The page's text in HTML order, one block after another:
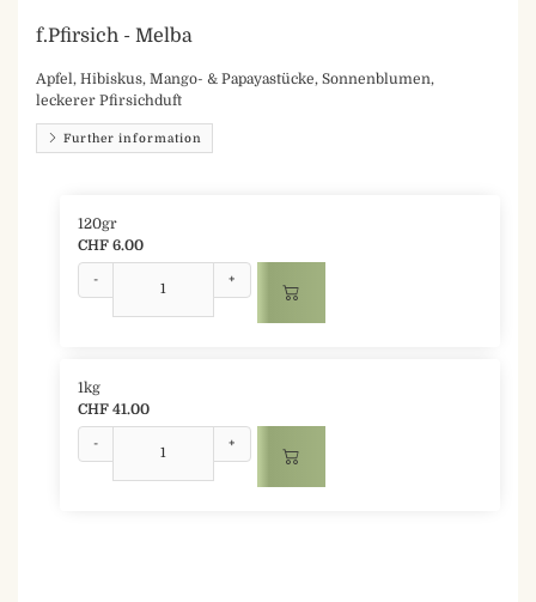
f.Pfirsich - Melba
Apfel, Hibiskus, Mango- & Papayastücke, Sonnenblumen,
leckerer Pfirsichduft
Further information
120gr
CHF 6.00
- +
1kg
CHF 41.00
- +